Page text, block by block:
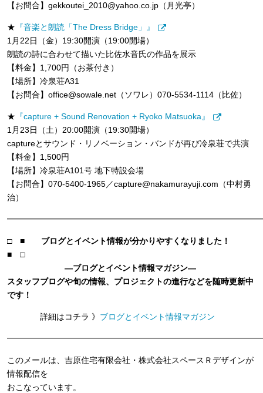
【お問合】gekkoutei_2010@yahoo.co.jp（月光亭）
★ 『音楽と朗読「The Dress Bridge」』
1月22日（金）19:30開演（19:00開場）
朗読の詩に合わせて描いた比佐水音氏の作品を展示
【料金】1,700円（お茶付き）
【場所】冷泉荘A31
【お問合】office@sowale.net（ソワレ）070-5534-1114（比佐）
★ 『capture + Sound Renovation + Ryoko Matsuoka』
1月23日（土）20:00開演（19:30開場）
captureとサウンド・リノベーション・バンドが再び冷泉荘で共演
【料金】1,500円
【場所】冷泉荘A101号 地下特設会場
【お問合】070-5400-1965／capture@nakamurayuji.com（中村勇
治）
□ ■ ブログとイベント情報が分かりやすくなりました！
■ □
―ブログとイベント情報マガジン―
スタッフブログや旬の情報、プロジェクトの進行などを随時更新中
です！
詳細はコチラ 》 ブログとイベント情報マガジン
このメールは、吉原住宅有限会社・株式会社スペースＲデザインが
情報配信を
おこなっています。